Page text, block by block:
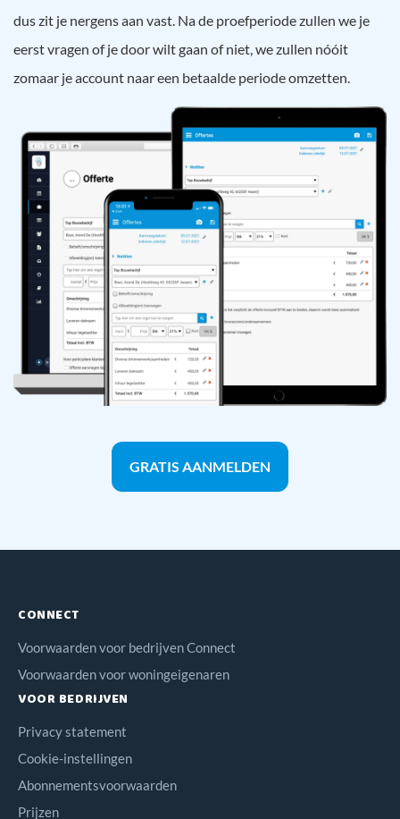
dus zit je nergens aan vast. Na de proefperiode zullen we je
eerst vragen of je door wilt gaan of niet, we zullen nóóit
zomaar je account naar een betaalde periode omzetten.
GRATIS AANMELDEN
CONNECT
Voorwaarden voor bedrijven Connect
Voorwaarden voor woningeigenaren
VOOR BEDRIJVEN
Privacy statement
Cookie-instellingen
Abonnementsvoorwaarden
Prijzen